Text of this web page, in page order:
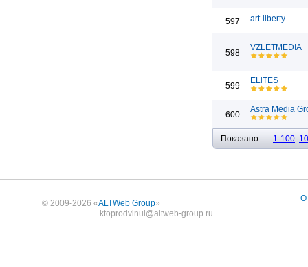
597 art-liberty
598
VZLЁTMEDIA
599
ELiTES
600
Astra Media
Показано: 1-100
© 2009-2026 «ALTWeb Group»
ktoprodvinul@altweb-group.ru
О